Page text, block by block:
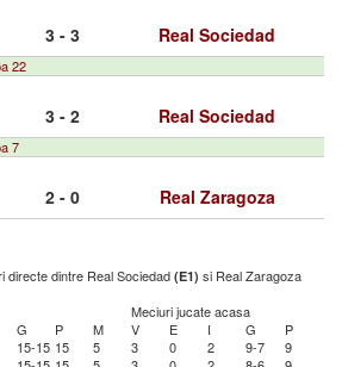
3 - 3 Real Sociedad
22
3 - 2 Real Sociedad
7
2 - 0 Real Zaragoza
directe dintre Real Sociedad (E1) si Real Zaragoza
Meciuri jucate acasa
G P M V E I G
P
15-15 15 5 3 0 2 9-7
9